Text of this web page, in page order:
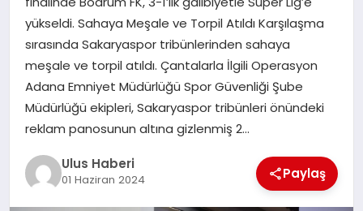
EĞITIM
MAGAZIN
SPOR
YAŞAM
yükseldi. Sahaya Meşale ve Torpil Atıldı Karşılaşma
sırasında Sakaryaspor tribünlerinden sahaya
meşale ve torpil atıldı. Çantalarla İlgili Operasyon
Adana Emniyet Müdürlüğü Spor Güvenliği Şube
Müdürlüğü ekipleri, Sakaryaspor tribünleri önündeki
reklam panosunun altına gizlenmiş 2…
Ulus Haberi
01 Haziran 2024 Paylaş